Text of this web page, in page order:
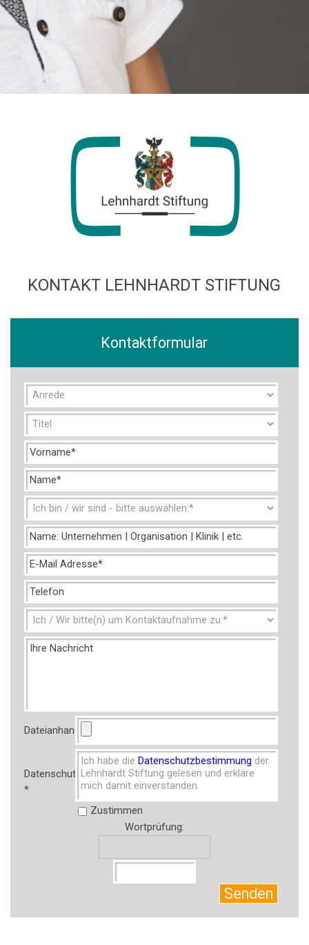
KONTAKT LEHNHARDT STIFTUNG
Kontaktformular
Dateianhang
Datenschutz
*
Ich habe die Datenschutzbestimmung der
Lehnhardt Stiftung gelesen und erkläre
mich damit einverstanden.
Zustimmen
Wortprüfung: